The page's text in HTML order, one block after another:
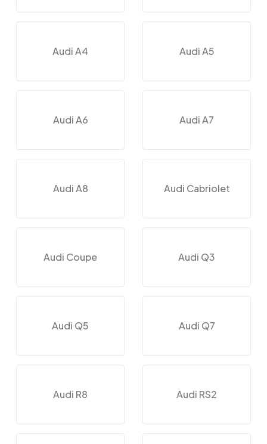
Audi A4 Audi A5
Audi A6 Audi A7
Audi A8 Audi Cabriolet
Audi Coupe Audi Q3
Audi Q5 Audi Q7
Audi R8 Audi RS2